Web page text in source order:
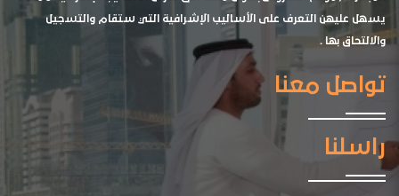
يسهل عليهن التعرف على الأساليب الإشرافية التي ستقام والتسجيل
والالتحاق بها .
تواصل معنا
راسلنا